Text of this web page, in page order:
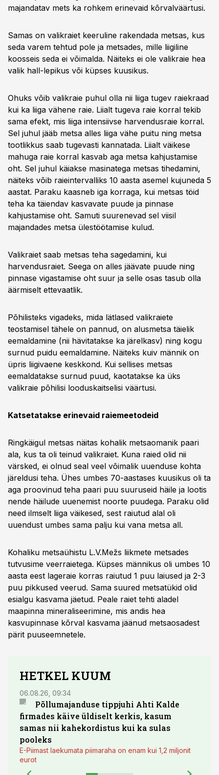
majandatav mets ka rohkem erinevaid kõrvalväärtusi.
Samas on valikraiet keeruline rakendada metsas, kus
seda varem tehtud pole ja metsades, mille liigiline
koosseis seda ei võimalda. Näiteks ei ole valikraie hea
valik hall-lepikus või küpses kuusikus.
Ohuks võib valikraie puhul olla nii liiga tugev raiekraad
kui ka liiga vähene raie. Liialt tugeva raie korral tekib
sama efekt, mis liiga intensiivse harvendusraie korral.
Sel juhul jääb metsa alles liiga vähe puitu ning metsa
tootlikkus saab tugevasti kannatada. Liialt väikese
mahuga raie korral kasvab aga metsa kahjustamise
oht. Sel juhul käiakse masinatega metsas tihedamini,
näiteks võib raieintervalliks 10 aasta asemel kujuneda 5
aastat. Paraku kaasneb iga korraga, kui metsas töid
teha ka täiendav kasvavate puude ja pinnase
kahjustamise oht. Samuti suurenevad sel viisil
majandades metsa ülestöötamise kulud.
Valikraiet saab metsas teha sagedamini, kui
harvendusraiet. Seega on alles jäävate puude ning
pinnase vigastamise oht suur ja selle osas tasub olla
äärmiselt ettevaatlik.
Põhilisteks vigadeks, mida lätlased valikraiete
teostamisel tähele on pannud, on alusmetsa täielik
eemaldamine (nii hävitatakse ka järelkasv) ning kogu
surnud puidu eemaldamine. Näiteks kuiv männik on
üpris liigivaene keskkond. Kui sellises metsas
eemaldatakse surnud puud, kaotatakse ka üks
valikraie põhilisi looduskaitselisi väärtusi.
Katsetatakse erinevaid raiemeetodeid
Ringkäigul metsas näitas kohalik metsaomanik paari
ala, kus ta oli teinud valikraiet. Kuna raied olid nii
värsked, ei olnud seal veel võimalik uuenduse kohta
järeldusi teha. Ühes umbes 70-aastases kuusikus oli ta
aga proovinud teha paari puu suuruseid häile ja lootis
nende häilude uuenemist noorte puudega. Paraku olid
need ilmselt liiga väikesed, sest raiutud alal oli
uuendust umbes sama palju kui vana metsa all.
Kohaliku metsaühistu L.V.Mežs liikmete metsades
tutvusime veerraietega. Küpses männikus oli umbes 10
aasta eest lageraie korras raiutud 1 puu laiused ja 2-3
puu pikkused veerud. Sama suured metsatükid olid
esialgu kasvama jäetud. Peale raiet tehti aladel
maapinna mineraliseerimine, mis andis hea
kasvupinnase kõrval kasvama jäänud metsaosadest
pärit puuseemnetele.
HETKEL KUUM
06.08.26, 09:34
Põllumajanduse tippjuhi Ahti Kalde
firmades käive üldiselt kerkis, kasum
samas nii kahekordistus kui ka sulas
pooleks
E-Piimast laekumata piimaraha on enam kui 1,2 miljonit
eurot